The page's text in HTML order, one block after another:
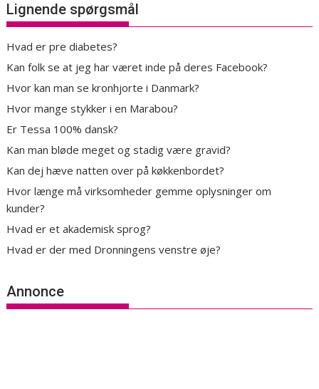
Lignende spørgsmål
Hvad er pre diabetes?
Kan folk se at jeg har været inde på deres Facebook?
Hvor kan man se kronhjorte i Danmark?
Hvor mange stykker i en Marabou?
Er Tessa 100% dansk?
Kan man bløde meget og stadig være gravid?
Kan dej hæve natten over på køkkenbordet?
Hvor længe må virksomheder gemme oplysninger om
kunder?
Hvad er et akademisk sprog?
Hvad er der med Dronningens venstre øje?
Annonce